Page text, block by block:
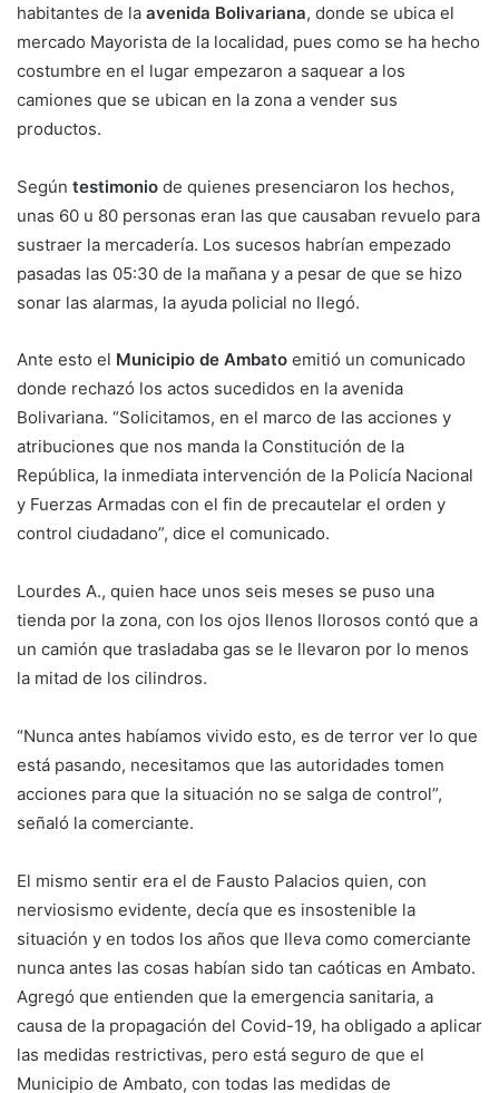
habitantes de la avenida Bolivariana, donde se ubica el
mercado Mayorista de la localidad, pues como se ha hecho
costumbre en el lugar empezaron a saquear a los
camiones que se ubican en la zona a vender sus
productos.
Según testimonio de quienes presenciaron los hechos,
unas 60 u 80 personas eran las que causaban revuelo para
sustraer la mercadería. Los sucesos habrían empezado
pasadas las 05:30 de la mañana y a pesar de que se hizo
sonar las alarmas, la ayuda policial no llegó.
Ante esto el Municipio de Ambato emitió un comunicado
donde rechazó los actos sucedidos en la avenida
Bolivariana. “Solicitamos, en el marco de las acciones y
atribuciones que nos manda la Constitución de la
República, la inmediata intervención de la Policía Nacional
y Fuerzas Armadas con el fin de precautelar el orden y
control ciudadano”, dice el comunicado.
Lourdes A., quien hace unos seis meses se puso una
tienda por la zona, con los ojos llenos llorosos contó que a
un camión que trasladaba gas se le llevaron por lo menos
la mitad de los cilindros.
“Nunca antes habíamos vivido esto, es de terror ver lo que
está pasando, necesitamos que las autoridades tomen
acciones para que la situación no se salga de control”,
señaló la comerciante.
El mismo sentir era el de Fausto Palacios quien, con
nerviosismo evidente, decía que es insostenible la
situación y en todos los años que lleva como comerciante
nunca antes las cosas habían sido tan caóticas en Ambato.
Agregó que entienden que la emergencia sanitaria, a
causa de la propagación del Covid-19, ha obligado a aplicar
las medidas restrictivas, pero está seguro de que el
Municipio de Ambato, con todas las medidas de